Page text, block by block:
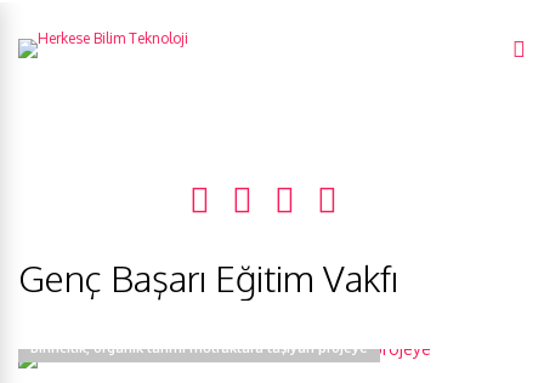
Genç Başarı Eğitim Vakfı
Birincilik, organik tarımı mutfaklara taşıyan projeye